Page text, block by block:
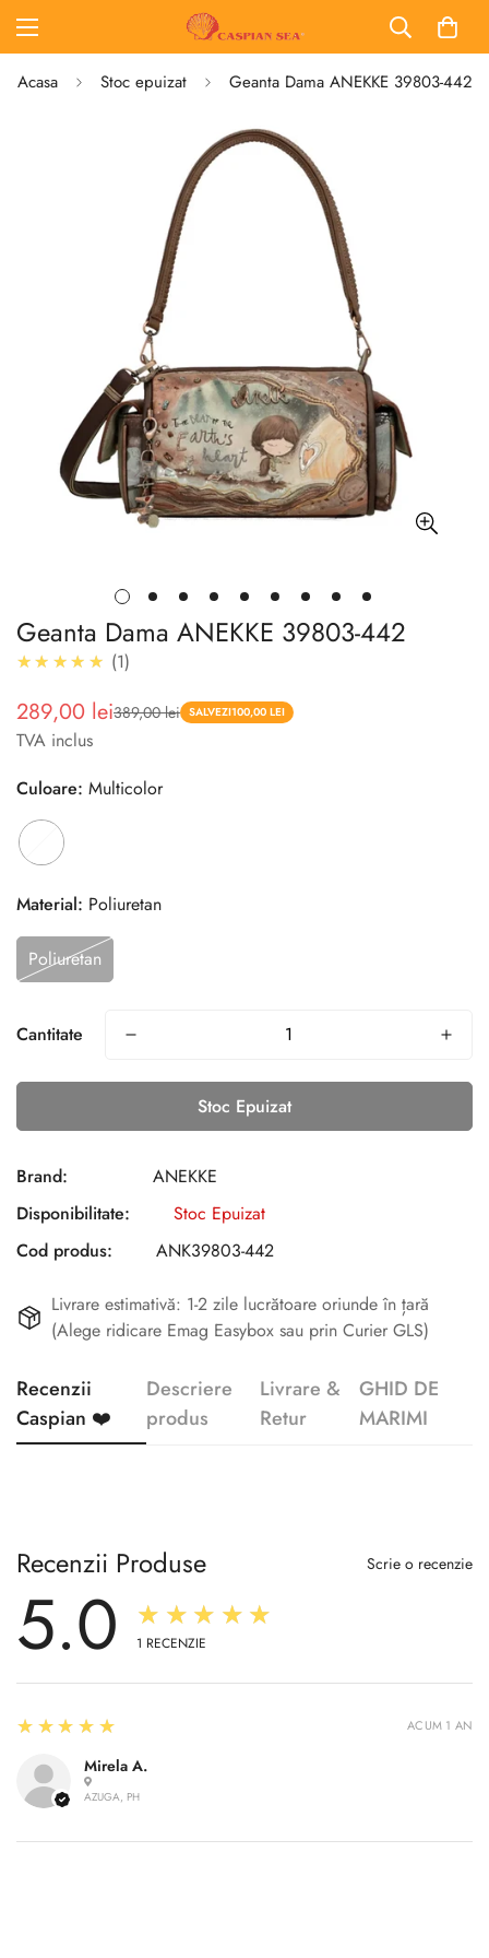
Acasa Stoc epuizat Geanta Dama ANEKKE 39803-442
Geanta Dama ANEKKE 39803-442
★★★★★ 5.0
1
Pret
redus
289,00 lei
Pret 389,00 lei SALVEZI100,00 LEI
TVA inclus
Culoare: Multicolor
Material: Poliuretan
Poliuretan
Cantitate
Stoc Epuizat
Brand:
ANEKKE
Disponibilitate:
Stoc Epuizat
Cod produs:
ANK39803-442
Livrare estimativă: 1-2 zile lucrătoare oriunde în țară
(Alege ridicare Emag Easybox sau prin Curier GLS)
Recenzii
Caspian ❤️
Descriere
produs
Livrare &
Retur
GHID DE
MARIMI
Recenzii Produse Scrie o recenzie
5.0 ★★★★★
1 RECENZIE
Mirela A.
AZUGA, PH
5
★★★★★ ACUM 1 AN